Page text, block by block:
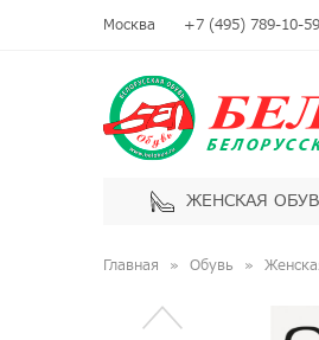
Москва +7 (495) 789-10-59
ЖЕНСКАЯ
Главная Обувь